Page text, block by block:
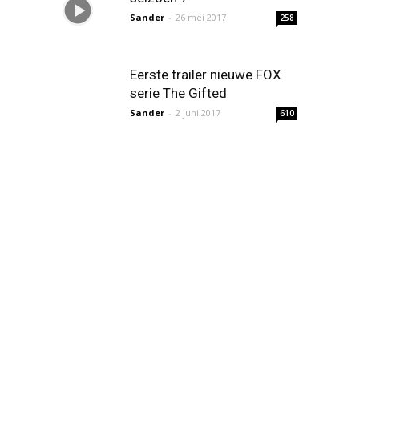
Sander - 26 mei 2017 258
Eerste trailer nieuwe FOX
serie The Gifted
Sander - 2 juni 2017 610